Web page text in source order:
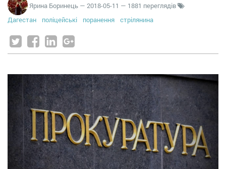
Ярина Боринець — 2018-05-11 — 1881 переглядів
Дагестан
поліцейські поранення стрілянина